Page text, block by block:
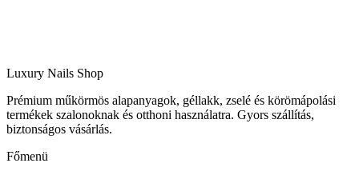
Luxury Nails Shop
Prémium műkörmös alapanyagok, géllakk, zselé és körömápolási
termékek szalonoknak és otthoni használatra. Gyors szállítás,
biztonságos vásárlás.
Főmenü